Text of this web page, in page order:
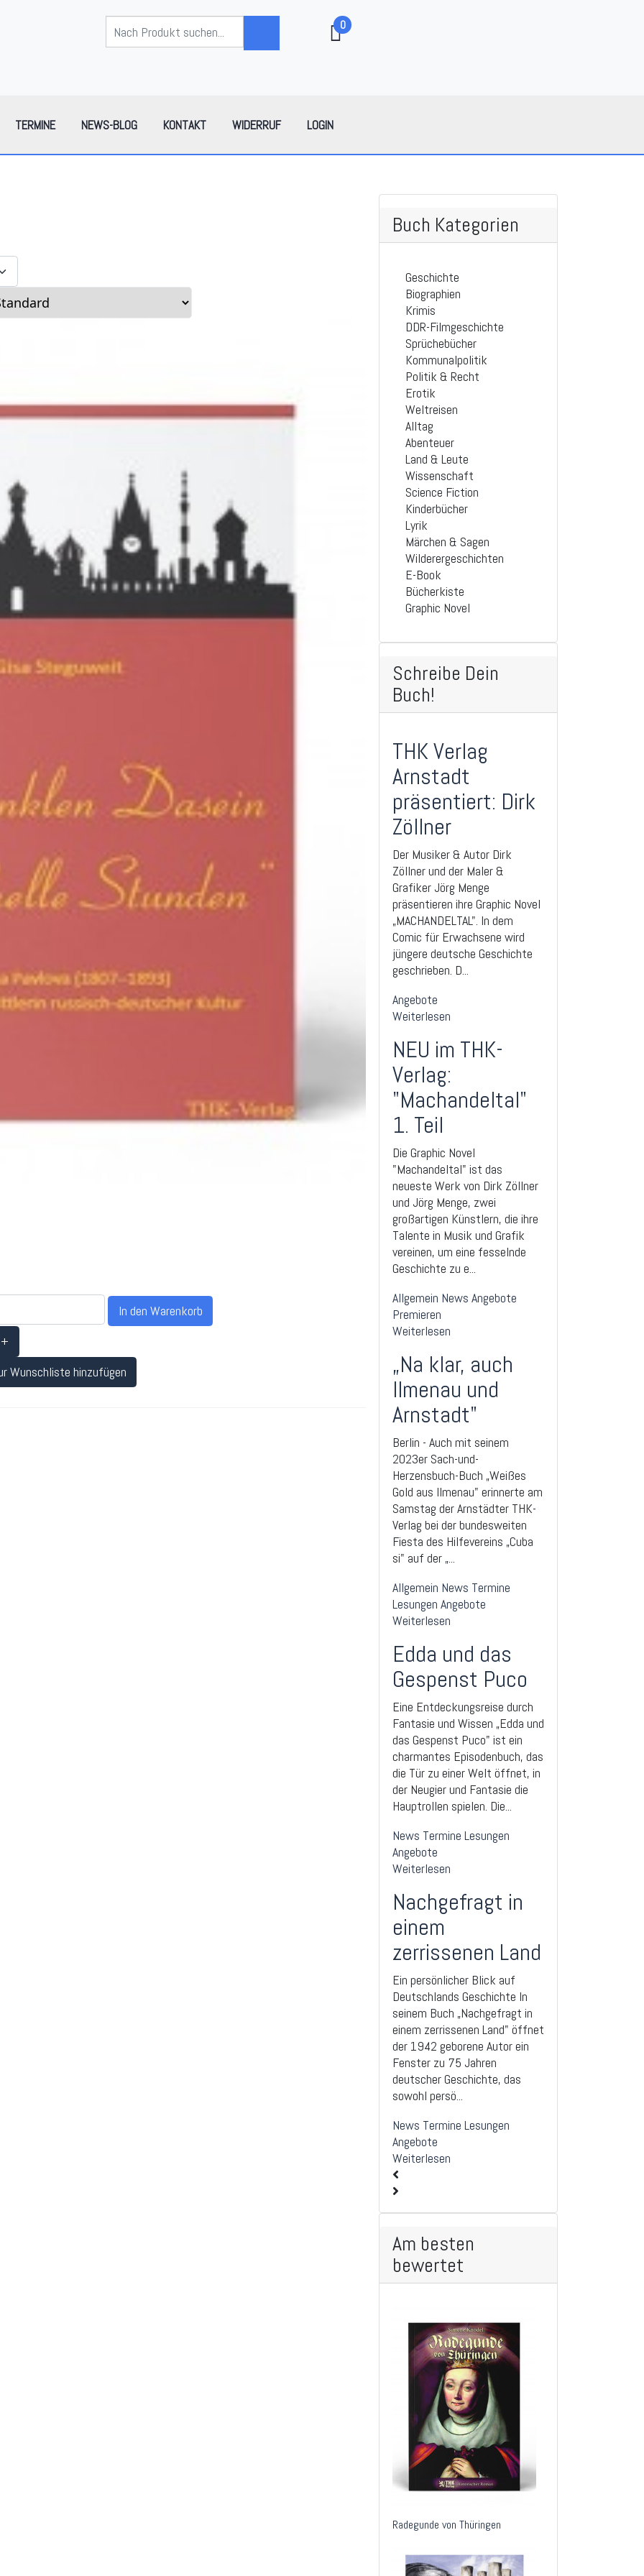
0
TERMINE NEWS-BLOG KONTAKT WIDERRUF LOGIN
+
Wunschliste hinzufügen
Buch Kategorien
Geschichte
Biographien
Krimis
DDR-Filmgeschichte
Sprüchebücher
Kommunalpolitik
Politik & Recht
Erotik
Weltreisen
Alltag
Abenteuer
Land & Leute
Wissenschaft
Science Fiction
Kinderbücher
Lyrik
Märchen & Sagen
Wilderergeschichten
E-Book
Bücherkiste
Graphic Novel
Schreibe Dein
Buch!
THK Verlag
Arnstadt
präsentiert: Dirk
Zöllner
Der Musiker & Autor Dirk
Zöllner und der Maler &
Grafiker Jörg Menge
präsentieren ihre Graphic Novel
„MACHANDELTAL". In dem
Comic für Erwachsene wird
jüngere deutsche Geschichte
geschrieben. D...
Angebote
Weiterlesen
NEU im THK-
Verlag:
"Machandeltal"
1. Teil
Die Graphic Novel
"Machandeltal" ist das
neueste Werk von Dirk Zöllner
und Jörg Menge, zwei
großartigen Künstlern, die ihre
Talente in Musik und Grafik
vereinen, um eine fesselnde
Geschichte zu e...
Allgemein News Angebote
Premieren
Weiterlesen
„Na klar, auch
Ilmenau und
Arnstadt"
Berlin - Auch mit seinem
2023er Sach-und-
Herzensbuch-Buch „Weißes
Gold aus Ilmenau" erinnerte am
Samstag der Arnstädter THK-
Verlag bei der bundesweiten
Fiesta des Hilfevereins „Cuba
si" auf der „...
Allgemein News Termine
Lesungen Angebote
Weiterlesen
Edda und das
Gespenst Puco
Eine Entdeckungsreise durch
Fantasie und Wissen „Edda und
das Gespenst Puco" ist ein
charmantes Episodenbuch, das
die Tür zu einer Welt öffnet, in
der Neugier und Fantasie die
Hauptrollen spielen. Die...
News Termine Lesungen
Angebote
Weiterlesen
Nachgefragt in
einem
zerrissenen Land
Ein persönlicher Blick auf
Deutschlands Geschichte In
seinem Buch „Nachgefragt in
einem zerrissenen Land" öffnet
der 1942 geborene Autor ein
Fenster zu 75 Jahren
deutscher Geschichte, das
sowohl persö...
News Termine Lesungen
Angebote
Weiterlesen
Am besten
bewertet
Radegunde von Thüringen